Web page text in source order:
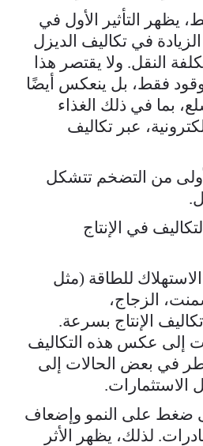
يظهر التأثير الأول في
في تكاليف الديزل
النقل. ولا يقتصر هذا
فقط، بل ينعكس أيضًا
بما في ذلك الغذاء
عبر تكاليف
من التضخم تتشكل
في الإنتاج
للطاقة (مثل
الزجاج،
الإنتاج بسرعة.
إلى عكس هذه التكاليف
في بعض الحالات إلى
الاستثمارات.
ضغط على النمو وإضعاف
لذلك، يظهر الأثر